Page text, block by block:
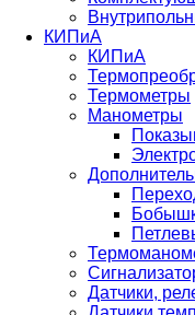
КИПиА
КИПиА
Термометры
Манометры
Датчики,